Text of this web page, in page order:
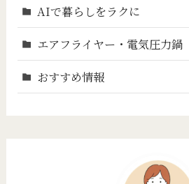
AIで暮らしをラクに
エアフライヤー・電気圧力鍋
おすすめ情報